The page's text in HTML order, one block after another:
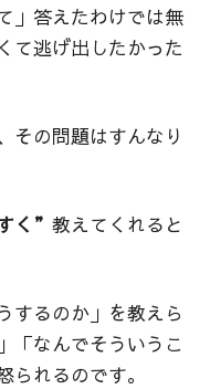
」答えたわけでは無
て逃げ出したかった
その問題はすんなり
く” 教えてくれると
するのか」を教えら
「なんでそういうこ
れるのです。